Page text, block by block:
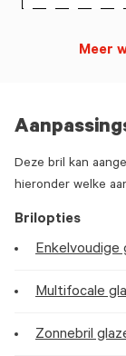
Deze bril kan
hieronder welke
Brilopties
Enkelvoudige
Multifocale
Zonnebril
Meer